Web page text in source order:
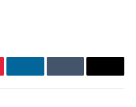
LinkedInTumblr Email